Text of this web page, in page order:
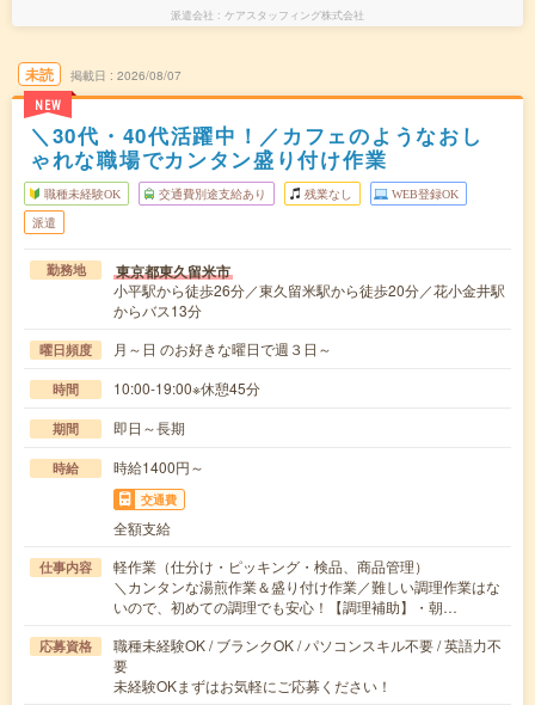
派遣会社 ケアスタッフィング株式会社
未読
NEW
掲載日 2026/08/07
＼30代・40代活躍中！／カフェのようなおし
ゃれな職場でカンタン盛り付け作業
職種未経験OK 交通費別途支給あり 残業なし WEB登録OK
派遣
勤務地 東京都東久留米市
小平駅から徒歩26分／東久留米駅から徒歩20分／花小金井駅
からバス13分
曜日頻度 月～日 のお好きな曜日で週３日～
時間 10:00-19:00※休憩45分
期間 即日～長期
時給 時給1400円～
交通費
全額支給
仕事内容
軽作業（仕分け・ピッキング・検品、商品管理）
＼カンタンな湯煎作業＆盛り付け作業／難しい調理作業はな
いので、初めての調理でも安心！【調理補助】・朝…
応募資格
職種未経験OK / ブランクOK / パソコンスキル不要 / 英語力不
要
未経験OKまずはお気軽にご応募ください！